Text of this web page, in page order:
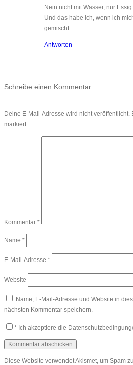
Nein nicht mit Wasser, nur
Und das habe ich, wenn ich
gemischt.
Antworten
Schreibe einen Kommentar
Deine E-Mail-Adresse wird nicht veröffentlicht.
markiert
Kommentar *
Name *
E-Mail-Adresse *
Website
Name, E-Mail-Adresse und Website in
nächsten Kommentar speichern.
* Ich akzeptiere die
Diese Website verwendet Akismet, um Spam